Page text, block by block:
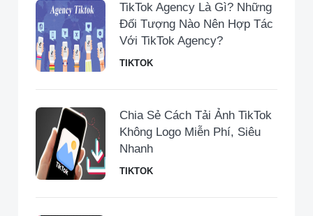
TikTok Agency Là Gì? Những
Đối Tượng Nào Nên Hợp Tác
Với TikTok Agency?
TIKTOK
Chia Sẻ Cách Tải Ảnh TikTok
Không Logo Miễn Phí, Siêu
Nhanh
TIKTOK